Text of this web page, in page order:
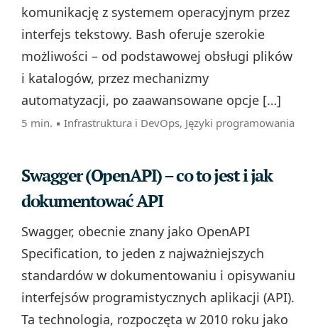
komunikację z systemem operacyjnym przez
interfejs tekstowy. Bash oferuje szerokie
możliwości – od podstawowej obsługi plików
i katalogów, przez mechanizmy
automatyzacji, po zaawansowane opcje […]
5 min. ▪ Infrastruktura i DevOps, Języki programowania
Swagger (OpenAPI) – co to jest i jak
dokumentować API
Swagger, obecnie znany jako OpenAPI
Specification, to jeden z najważniejszych
standardów w dokumentowaniu i opisywaniu
interfejsów programistycznych aplikacji (API).
Ta technologia, rozpoczęta w 2010 roku jako